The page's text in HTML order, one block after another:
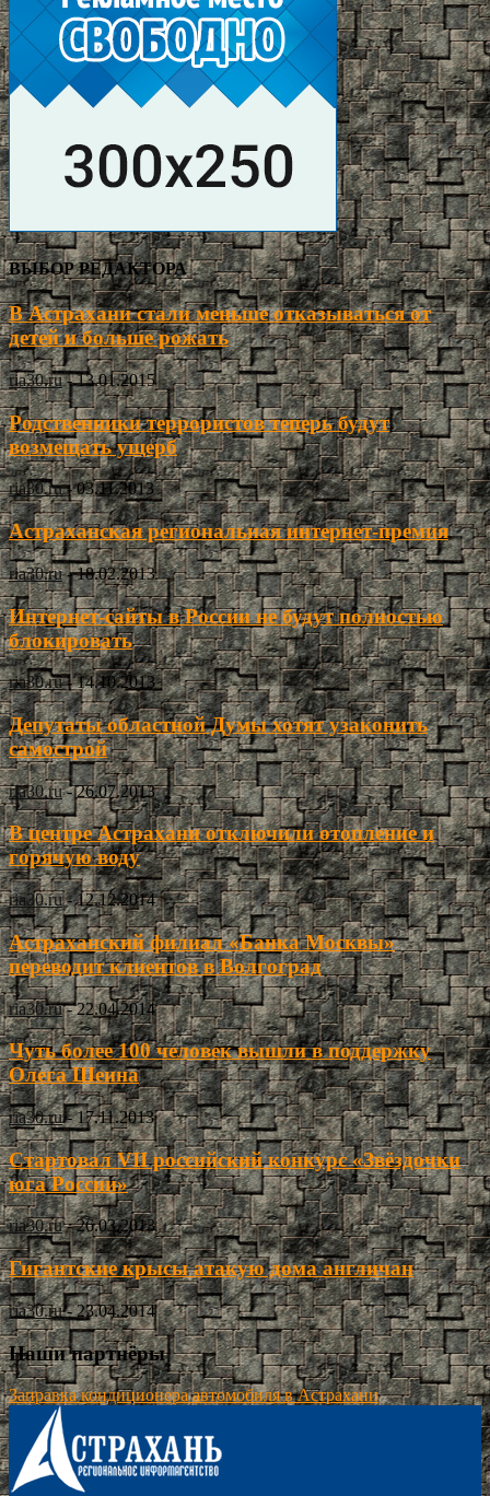
ВЫБОР РЕДАКТОРА
В Астрахани стали меньше отказываться от
детей и больше рожать
ria30.ru - 13.01.2015
Родственники террористов теперь будут
возмещать ущерб
ria30.ru - 03.11.2013
Астраханская региональная интернет-премия
ria30.ru - 18.02.2013
Интернет-сайты в России не будут полностью
блокировать
ria30.ru - 14.10.2013
Депутаты областной Думы хотят узаконить
самострой
ria30.ru - 26.07.2013
В центре Астрахани отключили отопление и
горячую воду
ria30.ru - 12.12.2014
Астраханский филиал «Банка Москвы»
переводит клиентов в Волгоград
ria30.ru - 22.04.2014
Чуть более 100 человек вышли в поддержку
Олега Шеина
ria30.ru - 17.11.2013
Стартовал VII российский конкурс «Звёздочки
юга России»
ria30.ru - 26.03.2013
Гигантские крысы атакую дома англичан
ria30.ru - 23.04.2014
Наши партнёры
Заправка кондиционера автомобиля в Астрахани